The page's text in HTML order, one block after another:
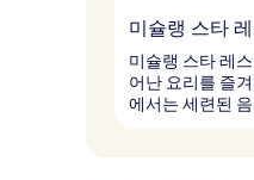
미슐랭 스타
미슐랭 스타 레
어난 요리를 즐
에서는 세련된